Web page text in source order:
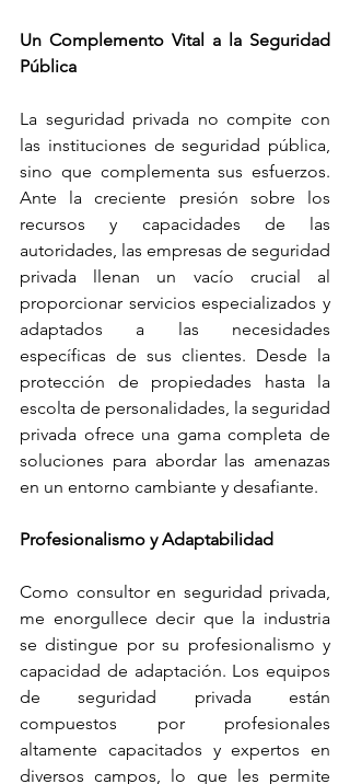
Un Complemento Vital a la Seguridad
Pública
La seguridad privada no compite con
las instituciones de seguridad pública,
sino que complementa sus esfuerzos.
Ante la creciente presión sobre los
recursos y capacidades de las
autoridades, las empresas de seguridad
privada llenan un vacío crucial al
proporcionar servicios especializados y
adaptados a las necesidades
específicas de sus clientes. Desde la
protección de propiedades hasta la
escolta de personalidades, la seguridad
privada ofrece una gama completa de
soluciones para abordar las amenazas
en un entorno cambiante y desafiante.
Profesionalismo y Adaptabilidad
Como consultor en seguridad privada,
me enorgullece decir que la industria
se distingue por su profesionalismo y
capacidad de adaptación. Los equipos
de seguridad privada están
compuestos por profesionales
altamente capacitados y expertos en
diversos campos, lo que les permite